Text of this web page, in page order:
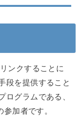
ンクすることに
段を提供すること
ログラムである、
加者です。